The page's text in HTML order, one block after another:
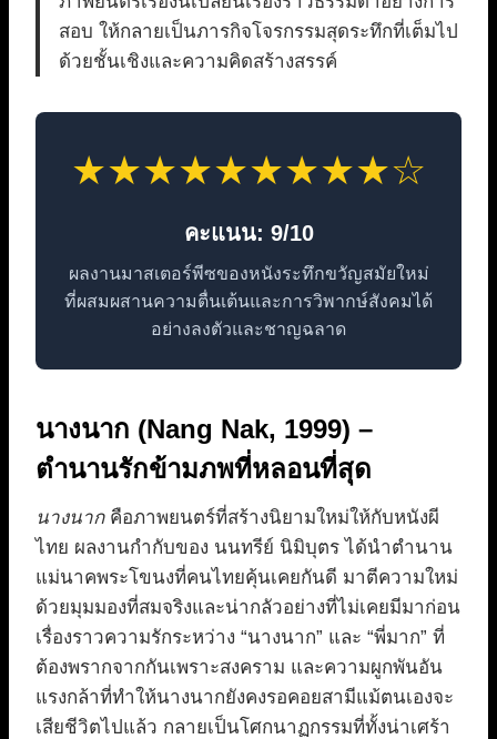
สอบ ให้กลายเป็นภารกิจโจรกรรมสุดระทึกที่เต็มไป
ด้วยชั้นเชิงและความคิดสร้างสรรค์
★★★★★★★★★☆
คะแนน: 9/10
ผลงานมาสเตอร์พีซของหนังระทึกขวัญสมัยใหม่
ที่ผสมผสานความตื่นเต้นและการวิพากษ์สังคมได้
อย่างลงตัวและชาญฉลาด
นางนาก (Nang Nak, 1999) –
ตำนานรักข้ามภพที่หลอนที่สุด
นางนากคือภาพยนตร์ที่สร้างนิยามใหม่ให้กับหนังผี
ไทย ผลงานกำกับของ นนทรีย์ นิมิบุตร ได้นำตำนาน
แม่นาคพระโขนงที่คนไทยคุ้นเคยกันดี มาตีความใหม่
ด้วยมุมมองที่สมจริงและน่ากลัวอย่างที่ไม่เคยมีมาก่อน
เรื่องราวความรักระหว่าง “นางนาก” และ “พี่มาก” ที่
ต้องพรากจากกันเพราะสงคราม และความผูกพันอัน
แรงกล้าที่ทำให้นางนากยังคงรอคอยสามีแม้ตนเองจะ
เสียชีวิตไปแล้ว กลายเป็นโศกนาฏกรรมที่ทั้งน่าเศร้า